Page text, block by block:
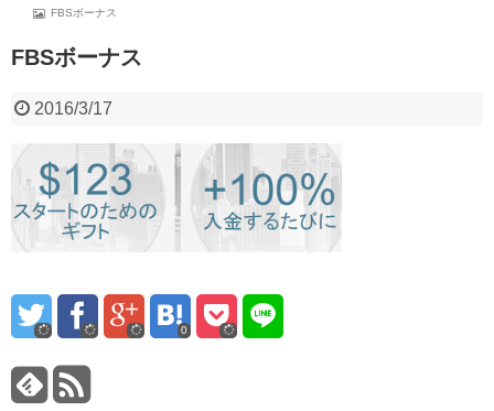
FBSボーナス
FBSボーナス
2016/3/17
0